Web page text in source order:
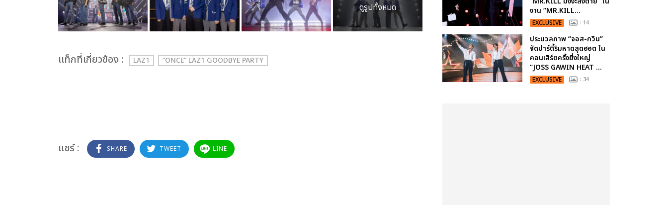
ดูรูปทั้งหมด
เเท็กที่เกี่ยวข้อง : LAZ1 “ONCE” LAZ1 GOODBYE PARTY
แชร์ : SHARE TWEET LINE
งาน “MR.KILL...
EXCLUSIVE : 14
ประมวลภาพ “จอส-กวิน”
จัดปาร์ตี้ริมหาดสุดฮอต ใน
คอนเสิร์ตครั้งยิ่งใหญ่
“JOSS GAWIN HEAT ...
EXCLUSIVE : 34